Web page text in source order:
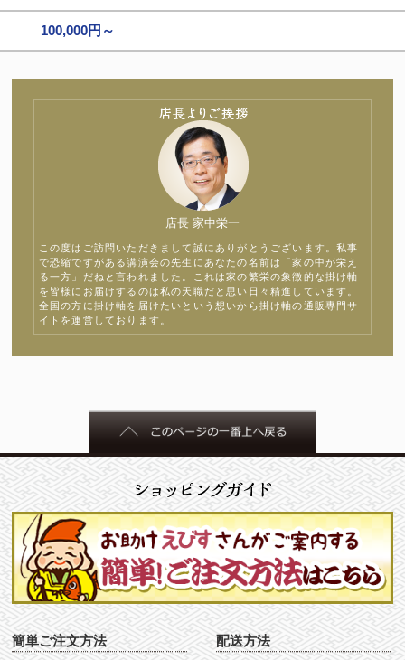
100,000円～
店長 家中栄一
この度はご訪問いただきまして誠にありがとうございます。私事
で恐縮ですがある講演会の先生にあなたの名前は「家の中が栄え
る一方」だねと言われました。これは家の繁栄の象徴的な掛け軸
を皆様にお届けするのは私の天職だと思い日々精進しています。
全国の方に掛け軸を届けたいという想いから掛け軸の通販専門サ
イトを運営しております。
簡単ご注文方法 配送方法